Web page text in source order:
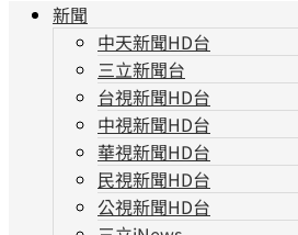
新聞
中天新聞HD台
三立新聞台
台視新聞HD台
中視新聞HD台
華視新聞HD台
民視新聞HD台
公視新聞HD台